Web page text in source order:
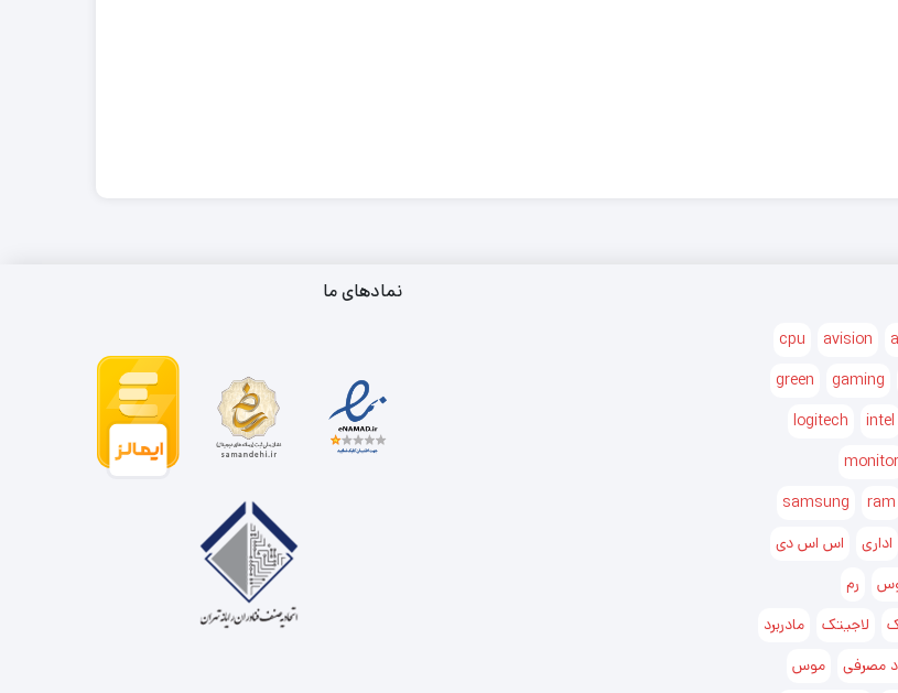
avision
cpu
gaming
green
intel
logitech
monitor
ram
samsung
اداری
اس اس دی
رم
لاجیتک
مادربرد
مصرفی موس
نمادهای ما